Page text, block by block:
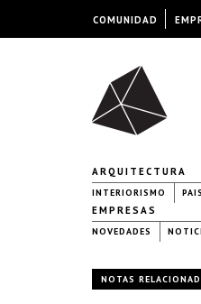
ARQUITECTURA
INTERIORISMO
EMPRESAS
NOVEDADES
NOTAS
COMUNIDAD